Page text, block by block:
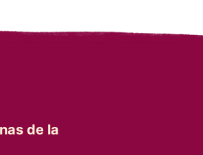
de la